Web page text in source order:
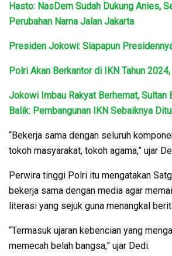
Hasto: NasDem Sudah Dukung Anies,
Perubahan Nama Jalan Jakarta
Presiden Jokowi: Siapapun
Polri Akan Berkantor di IKN Tahun
Jokowi Imbau Rakyat Berhemat, Sultan
Balik: Pembangunan IKN Sebaiknya
“Bekerja sama dengan seluruh
tokoh masyarakat, tokoh agama,” ujar
Perwira tinggi Polri itu mengatakan
bekerja sama dengan media agar
literasi yang sejuk guna menangkal
“Termasuk ujaran kebencian yang
memecah belah bangsa,” ujar Dedi.